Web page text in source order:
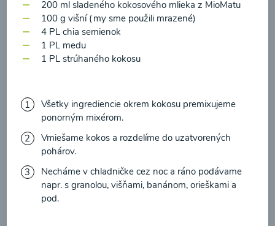
Brokolicové cappuccino
200 ml sladeného kokosového mlieka z MioMatu
100 g višní (my sme použili mrazené)
4 PL chia semienok
1 PL medu
1 PL strúhaného kokosu
Všetky ingrediencie okrem kokosu premixujeme
ponorným mixérom.
Vmiešame kokos a rozdelíme do uzatvorených
pohárov.
Necháme v chladničke cez noc a ráno podávame
napr. s granolou, višňami, banánom, orieškami a
pod.
prečítal(a)informácie o Ochrane osobných
údajova súhlasím s nimi.